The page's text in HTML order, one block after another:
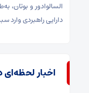
السالوادور و بوتان،
دارایی راهبردی وارد
اخبار